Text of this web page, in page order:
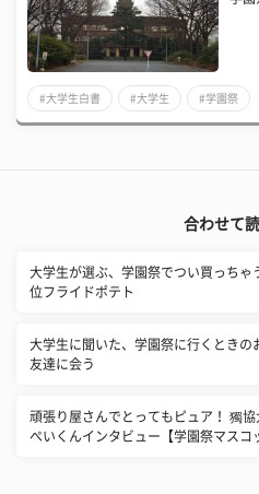
#大学生白書 #大学生 #学園祭
合わせて
大学生が選ぶ、学園祭でつい買っちゃ
位フライドポテト
大学生に聞いた、学園祭に行くときの
友達に会う
頑張り屋さんでとってもピュア！ 獨
ぺいくんインタビュー【学園祭マスコ